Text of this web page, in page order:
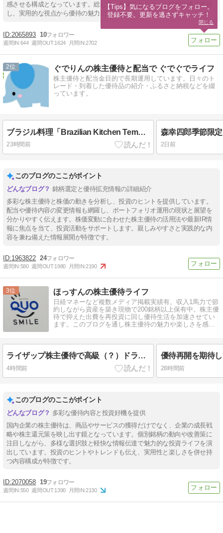
感させる構成となっています。総じて、具体性とリアルな情報伝達を重視
し、実用的な視点から優待の魅力に迫ります。
2065893 10
週間IN:644 週間OUT:1624 月間IN:2702
2 ぐでりんの株主優待と配当で ぐでぐでライフ
株主優待と配当金目的で長期運用しています。日々のト
レード・到着した優待品の紹介・ふるさと納税などを綴
っています。
ブラジル料理「Brazilian Kitchen Tempero Caseiro」＆ニッスイ（1332）・マミーマート（9823）・フジオフードグループ本社（2752）株主優待到着
23時間前 2日前
このブログのここがポイント
銘柄選定と優待拡充情報の詳細紹介
多彩な株主優待と株価の動きを分析し、投資のヒントを提供しています。
配当や優待内容の変更情報も網羅し、ポートフォリオ運用の現状と展望を
分かりやすく伝えます。株価変動に合わせた株主優待の活用法や最新IR情
報に焦点を当て、投資活動をサポートします。親しみやすさと実践的な内
容を兼ね備えた情報展開が特徴です。
1963822 24
週間IN:580 週間OUT:1980 月間IN:2190
3 ほっすんの株主優待ライフ
日経マネーなど複数メディア掲載実績有。収入1馬力で節
約しながら資産を築き現物で200銘柄以上保有中。株主優
待で抑えた出費を再投資に回し優待生活を加速させてい
ます。このブログを通し株主優待の魅力や楽しさを感じ
ライザップ株主優待で高級（？）ドライヤーが届いた！
4時間前 28時間前
このブログのここがポイント
多彩な優待内容と投資好機を提供
国内企業の株主優待は、商品やサービスの獲得だけでなく、企業の成長戦
略や株主還元策を映し出す鏡となっています。個別銘柄の動向や改善策に
注目しながら、多様な選択肢と軽快な情報伝達で魅力的な投資ライフを演
出しています。投資のヒントやトレンドも伝え、実用性と楽しさを併せ持
つ内容構成が特徴です。
2070058 19
週間IN:550 週間OUT:1390 月間IN:2130
【Tips】気になるブログをフォロー。
登録不要。更新を逃さずキャッチ！
閉じる